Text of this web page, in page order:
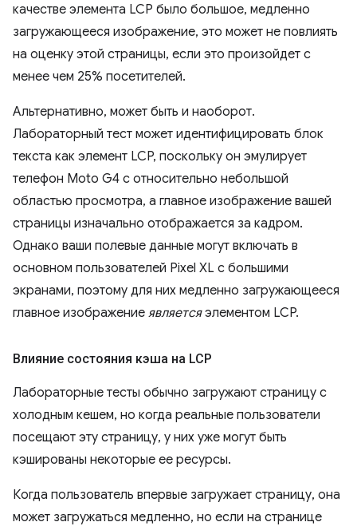
качестве элемента LCP было большое, медленно
загружающееся изображение, это может не повлиять
на оценку этой страницы, если это произойдет с
менее чем 25% посетителей.
Альтернативно, может быть и наоборот.
Лабораторный тест может идентифицировать блок
текста как элемент LCP, поскольку он эмулирует
телефон Moto G4 с относительно небольшой
областью просмотра, а главное изображение вашей
страницы изначально отображается за кадром.
Однако ваши полевые данные могут включать в
основном пользователей Pixel XL с большими
экранами, поэтому для них медленно загружающееся
главное изображение являетсяэлементом LCP.
Влияние состояния кэша на LCP
Лабораторные тесты обычно загружают страницу с
холодным кешем, но когда реальные пользователи
посещают эту страницу, у них уже могут быть
кэшированы некоторые ее ресурсы.
Когда пользователь впервые загружает страницу, она
может загружаться медленно, но если на странице